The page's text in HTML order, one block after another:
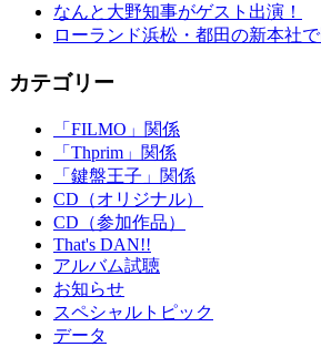
なんと大野知事がゲスト出演！
ローランド浜松・都田の新本社で
カテゴリー
「FILMO」関係
「Thprim」関係
「鍵盤王子」関係
CD（オリジナル）
CD（参加作品）
That's DAN!!
アルバム試聴
お知らせ
スペシャルトピック
データ